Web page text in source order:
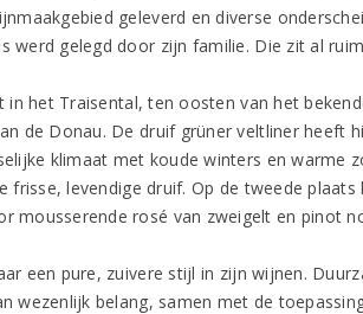
geleverd en diverse
werd gelegd door zijn familie. Die zit al
in het Traisental, ten oosten van het
de Donau. De druif grüner veltliner heeft
klimaat met koude winters en warme
frisse, levendige druif. Op de tweede
mousserende rosé van zweigelt en pinot
een pure, zuivere stijl in zijn wijnen.
wezenlijk belang, samen met de